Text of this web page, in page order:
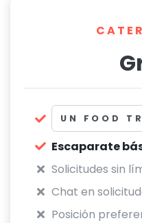
UN FOOD
Escaparate
Solicitudes sin
Chat en
Posición